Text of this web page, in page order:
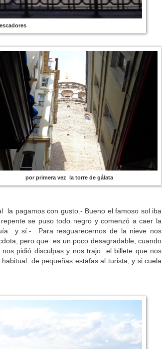
por primera vez la torre de gálata
la pagamos con gusto.- Bueno el famoso sol iba
se puso todo negro y comenzó a caer la
y sí.- Para resguarecernos de la nieve nos
pero que es un poco desagradable, cuando
pidió disculpas y nos trajo el billete que nos
de pequeñas estafas al turista, y si cuela